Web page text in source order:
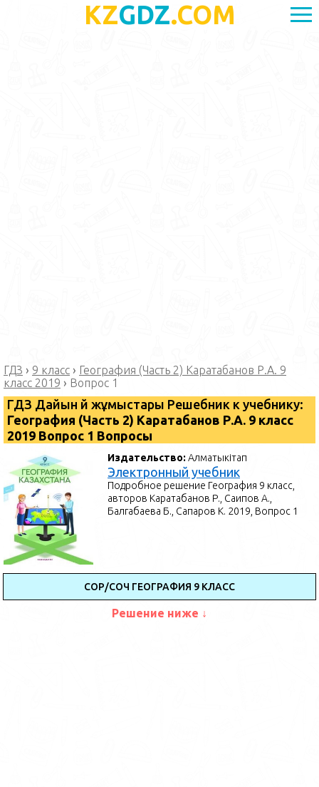
KZGDZ.COM
ГДЗ › 9 класс › География (Часть 2) Каратабанов Р.А. 9
класс 2019 › Вопрос 1
ГДЗ Дайын үй жұмыстары Решебник к учебнику:
География (Часть 2) Каратабанов Р.А. 9 класс
2019 Вопрос 1 Вопросы
Издательство:Алматыкітап
Электронный учебник
Подробное решение География 9 класс,
авторов Каратабанов Р., Саипов А.,
Балгабаева Б., Сапаров К. 2019, Вопрос 1
СОР/СОЧ ГЕОГРАФИЯ 9 КЛАСС
Решение ниже ↓